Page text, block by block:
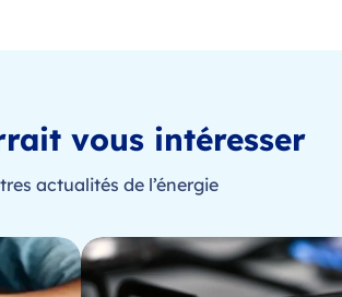
vous intéresser
actualités de l’énergie